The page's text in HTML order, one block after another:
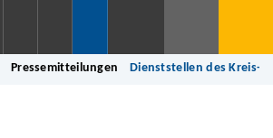
Pressemitteilungen Dienststellen des Kreis-